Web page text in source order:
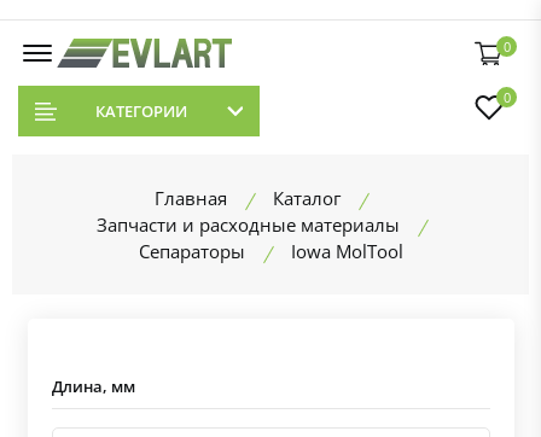
0
КАТЕГОРИИ
0
Главная
Каталог
Запчасти и расходные материалы
Сепараторы
Iowa MolTool
Длина, мм